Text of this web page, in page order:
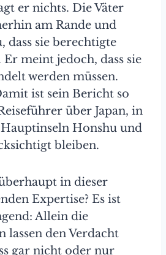
er nichts. Die Väter
am Rande und
dass sie berechtigte
meint jedoch, dass sie
werden müssen.
ist sein Bericht so
über Japan, in
Honshu und
bleiben.
in dieser
Expertise? Es ist
Allein die
lassen den Verdacht
gar nicht oder nur